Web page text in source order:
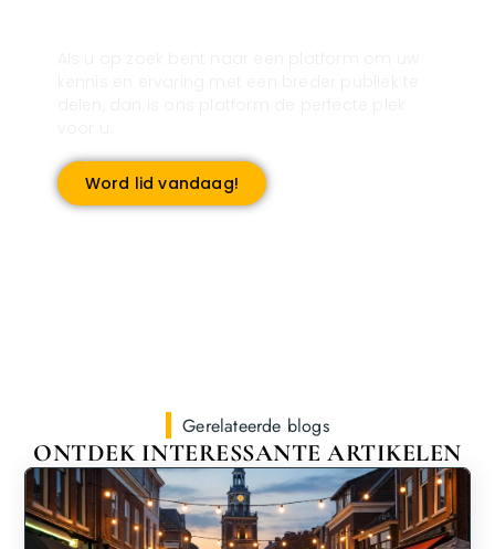
Word lid vandaag!
Gerelateerde blogs
ONTDEK INTERESSANTE ARTIKELEN